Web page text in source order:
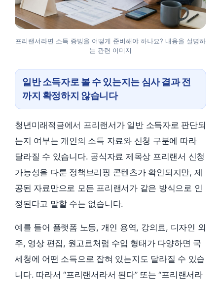
프리랜서라면 소득 증빙을 어떻게 준비해야 하나요? 내용을 설명하
는 관련 이미지
일반 소득자로 볼 수 있는지는 심사 결과 전
까지 확정하지 않습니다
청년미래적금에서 프리랜서가 일반 소득자로 판단되
는지 여부는 개인의 소득 자료와 신청 구분에 따라
달라질 수 있습니다. 공식자료 제목상 프리랜서 신청
가능성을 다룬 정책브리핑 콘텐츠가 확인되지만, 제
공된 자료만으로 모든 프리랜서가 같은 방식으로 인
정된다고 말할 수는 없습니다.
예를 들어 플랫폼 노동, 개인 용역, 강의료, 디자인 외
주, 영상 편집, 원고료처럼 수입 형태가 다양하면 국
세청에 어떤 소득으로 잡혀 있는지도 달라질 수 있습
니다. 따라서 “프리랜서라서 된다” 또는 “프리랜서라